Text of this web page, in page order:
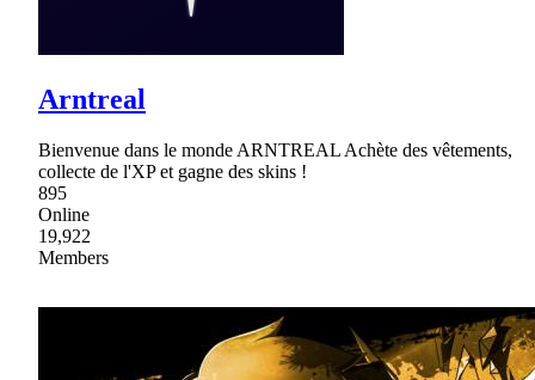
Arntreal
Bienvenue dans le monde ARNTREAL Achète des vêtements,
collecte de l'XP et gagne des skins !
895
Online
19,922
Members